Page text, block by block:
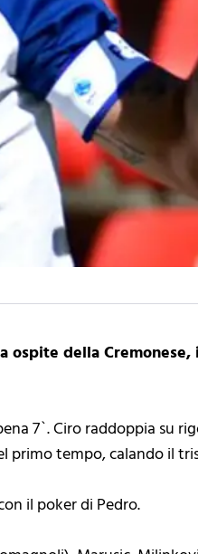
ospite della
7`. Ciro raddoppia su
primo tempo, calando il
il poker di Pedro.